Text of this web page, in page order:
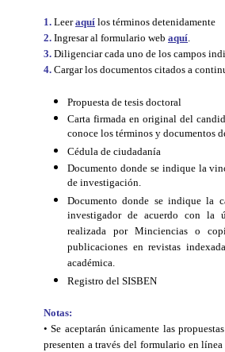
1. Leeraquí los términos detenidamente
2. Ingresar al formulario web aquí.
3. Diligenciar cada uno de los campos
4. Cargar los documentos citados a
Propuesta de tesis doctoral
Carta firmada en original del
conoce los términos y documentos
Cédula de ciudadanía
Documento donde se indique la
de investigación.
Documento donde se indique la
investigador de acuerdo con la
realizada por Minciencias o
publicaciones en revistas
académica.
Registro del SISBEN
Notas:
• Se aceptarán únicamente las
presenten a través del formulario en